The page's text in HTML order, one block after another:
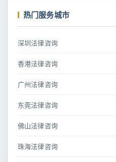
热门服务城市
深圳法律咨询
香港法律咨询
广州法律咨询
东莞法律咨询
佛山法律咨询
珠海法律咨询